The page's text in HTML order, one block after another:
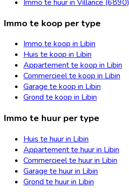
Immo te huur in Villance (6890)
Immo te koop per type
Immo te koop in Libin
Huis te koop in Libin
Appartement te koop in Libin
Commercieel te koop in Libin
Garage te koop in Libin
Grond te koop in Libin
Immo te huur per type
Huis te huur in Libin
Appartement te huur in Libin
Commercieel te huur in Libin
Garage te huur in Libin
Grond te huur in Libin